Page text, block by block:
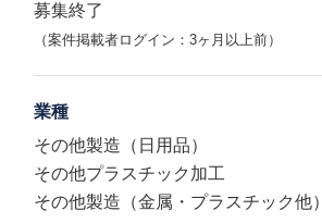
募集終了
（案件掲載者ログイン：3ヶ月以上前）
業種
その他製造（日用品）
その他プラスチック加工
その他製造（金属・プラスチック他）